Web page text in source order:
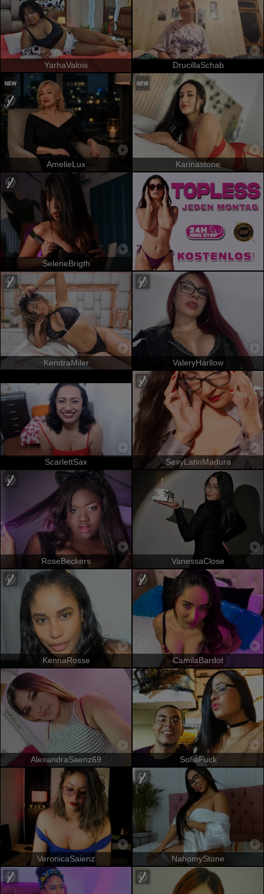
YarhaValois DrucillaSchab
AmelieLux Karinastone
SeleneBrigth
KendraMiler ValeryHarllow
ScarlettSax SexyLatinMadura
RoseBeckers VanessaClose
KennaRosse CamilaBardot
AlexandraSaenz69 SofiaFuck
VeronicaSaienz NahomyStone